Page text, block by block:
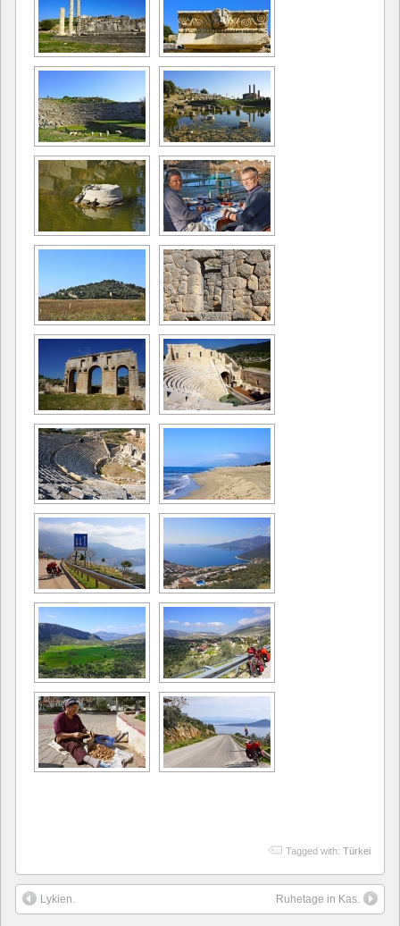
Tagged with: Türkei
Lykien. Ruhetage in Kas.